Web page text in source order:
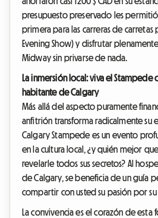
presupuesto preservado les
primera para las carreras de
Evening Show) y disfrutar
Midway sin privarse de nada.
La inmersión local: viva el
habitante de Calgary
Más allá del aspecto puramente
anfitrión transforma radicalmente su
Calgary Stampede es un evento
en la cultura local, ¿y quién mejor
revelarle todos sus secretos? Al
de Calgary, se beneficia de un guía
compartir con usted su pasión por su
La convivencia es el corazón de esta